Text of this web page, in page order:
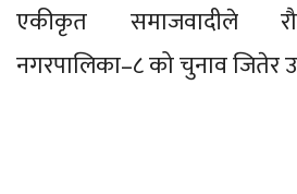
एकीकृत समाजवादीले
नगरपालिका–८ को चुनाव जितेर